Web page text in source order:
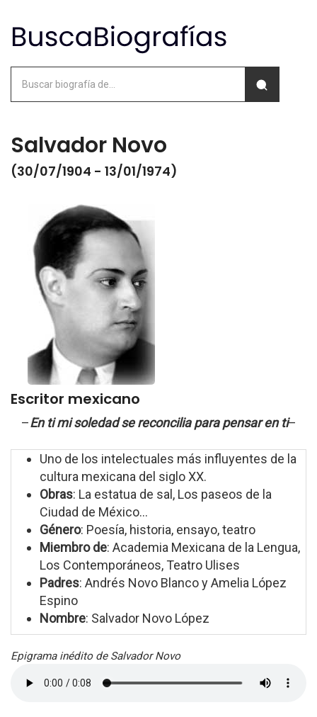
Salvador Novo
(30/07/1904 - 13/01/1974)
Escritor mexicano
–En ti mi soledad se reconcilia para pensar en ti–
Uno de los intelectuales más influyentes de la
cultura mexicana del siglo XX.
Obras: La estatua de sal, Los paseos de la
Ciudad de México...
Género: Poesía, historia, ensayo, teatro
Miembro de: Academia Mexicana de la Lengua,
Los Contemporáneos, Teatro Ulises
Padres: Andrés Novo Blanco y Amelia López
Espino
Nombre: Salvador Novo López
Epigrama inédito de Salvador Novo